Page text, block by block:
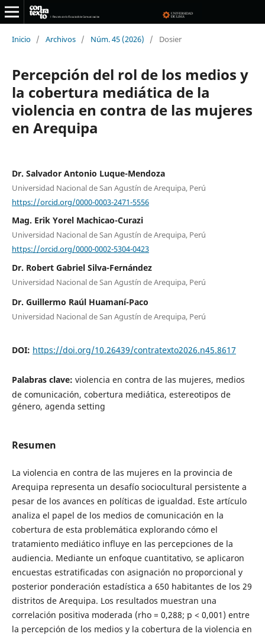
Inicio / Archivos / Núm. 45 (2026) / Dosier
Percepción del rol de los medios y
la cobertura mediática de la
violencia en contra de las mujeres
en Arequipa
Dr. Salvador Antonio Luque-Mendoza
Universidad Nacional de San Agustín de Arequipa, Perú
https://orcid.org/0000-0003-2471-5556
Mag. Erik Yorel Machicao-Curazi
Universidad Nacional de San Agustín de Arequipa, Perú
https://orcid.org/0000-0002-5304-0423
Dr. Robert Gabriel Silva-Fernández
Universidad Nacional de San Agustín de Arequipa, Perú
Dr. Guillermo Raúl Huamaní-Paco
Universidad Nacional de San Agustín de Arequipa, Perú
DOI: https://doi.org/10.26439/contratexto2026.n45.8617
Palabras clave: violencia en contra de las mujeres, medios
de comunicación, cobertura mediática, estereotipos de
género, agenda setting
Resumen
La violencia en contra de las mujeres en la provincia de
Arequipa representa un desafío sociocultural persistente a
pesar de los avances en políticas de igualdad. Este artículo
analiza el papel de los medios de comunicación en la
cobertura de esta problemática explorando cómo el
tratamiento mediático influye en las percepciones de la
audiencia. Mediante un enfoque cuantitativo, se aplicaron
encuestas estratificadas con asignación no proporcional y
posterior ponderación estadística a 650 habitantes de los 29
distritos de Arequipa. Los resultados muestran una
correlación positiva moderada (rho = 0,288; p < 0,001) entre
la percepción de los medios y la cobertura de la violencia en